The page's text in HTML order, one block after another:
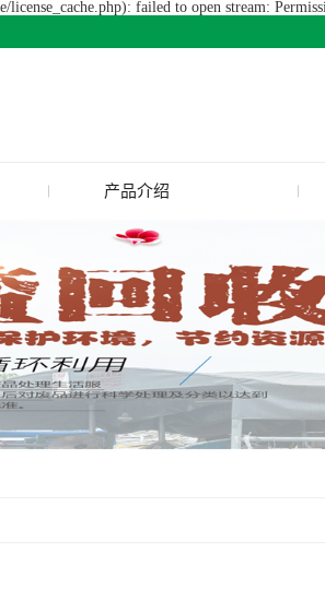
failed to open stream:
产品介绍
废旧玻璃回收
玻璃渣回收